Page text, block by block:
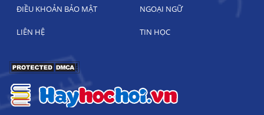
ĐIỀU KHOẢN BẢO MẬT NGOẠI NGỮ
LIÊN HỆ TIN HỌC